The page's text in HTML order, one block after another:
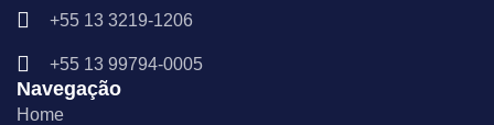
r
m
i
+55 13 3219-1206
+55 13 99794-0005
Navegação
Home